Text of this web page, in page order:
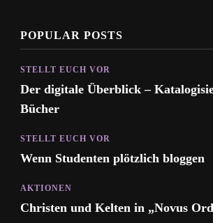
POPULAR POSTS
STELLT EUCH VOR
Der digitale Überblick –
Bücher
STELLT EUCH VOR
Wenn Studenten plötzlich bloggen
AKTIONEN
Christen und Kelten in „Novus